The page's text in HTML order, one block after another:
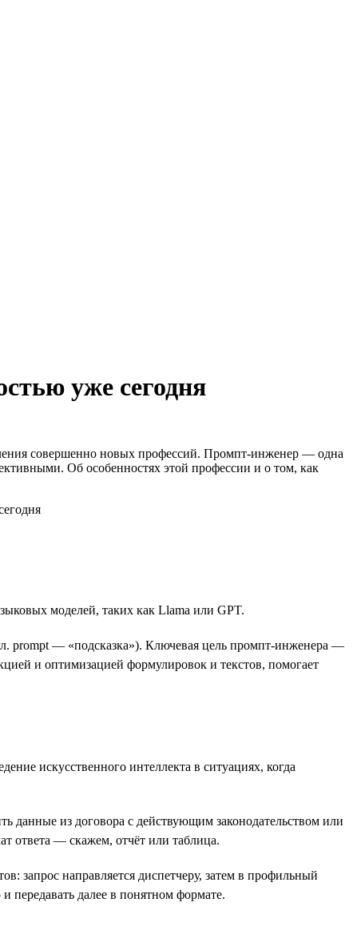
уже сегодня
совершенно новых профессий. Промпт-инженер — одна
Об особенностях этой профессии и о том, как
моделей, таких как Llama или GPT.
prompt — «подсказка»). Ключевая цель промпт-инженера —
и оптимизацией формулировок и текстов, помогает
искусственного интеллекта в ситуациях, когда
данные из договора с действующим законодательством или
ответа — скажем, отчёт или таблица.
запрос направляется диспетчеру, затем в профильный
передавать далее в понятном формате.